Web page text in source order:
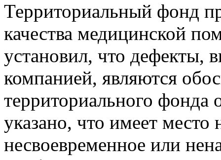
Территориальный фонд
качества медицинской
установил, что дефекты,
компанией, являются
территориального фонда
указано, что имеет место
несвоевременное или